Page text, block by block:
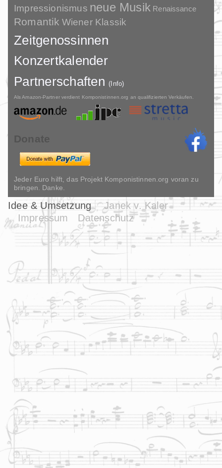
Impressionismus neue Musik Renaissance
Romantik Wiener Klassik
Zeitgenossinnen
Konzertkalender
Partnerschaften(Info)
Als Amazon-Partner verdient Komponistinnen.org an qualifizierten Verkäufen.
Donate
Jeder Euro hilft, das Projekt Komponistinnen.org voran zu
bringen. Danke.
Idee & Umsetzung
Janek v. Kaler
Impressum
Datenschutz